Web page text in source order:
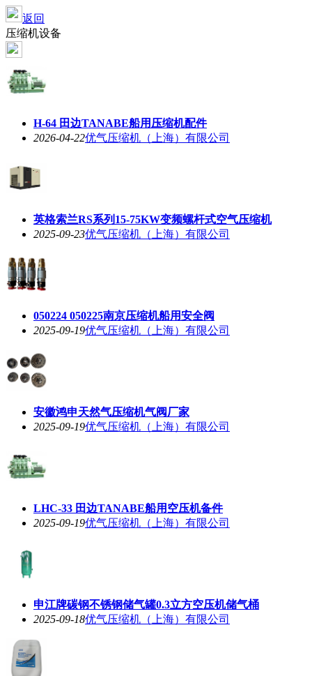
返回
压缩机设备
H-64 田边TANABE船用压缩机配件
2026-04-22优气压缩机（上海）有限公司
英格索兰RS系列15-75KW变频螺杆式空气压缩机
2025-09-23优气压缩机（上海）有限公司
050224 050225南京压缩机船用安全阀
2025-09-19优气压缩机（上海）有限公司
安徽鸿申天然气压缩机气阀厂家
2025-09-19优气压缩机（上海）有限公司
LHC-33 田边TANABE船用空压机备件
2025-09-19优气压缩机（上海）有限公司
申江牌碳钢不锈钢储气罐0.3立方空压机储气桶
2025-09-18优气压缩机（上海）有限公司